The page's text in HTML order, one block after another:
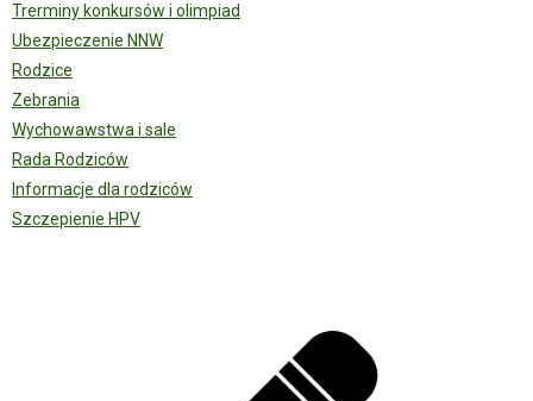
Trerminy konkursów i olimpiad
Ubezpieczenie NNW
Rodzice
Zebrania
Wychowawstwa i sale
Rada Rodziców
Informacje dla rodziców
Szczepienie HPV